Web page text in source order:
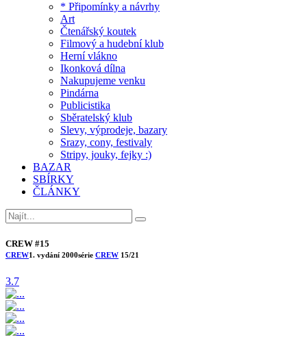
* Připomínky a návrhy
Art
Čtenářský koutek
Filmový a hudební klub
Herní vlákno
Ikonková dílna
Nakupujeme venku
Pindárna
Publicistika
Sběratelský klub
Slevy, výprodeje, bazary
Srazy, cony, festivaly
Stripy, jouky, fejky :)
BAZAR
SBÍRKY
ČLÁNKY
CREW #15
CREW1. vydání 2000série CREW 15/21
3.7